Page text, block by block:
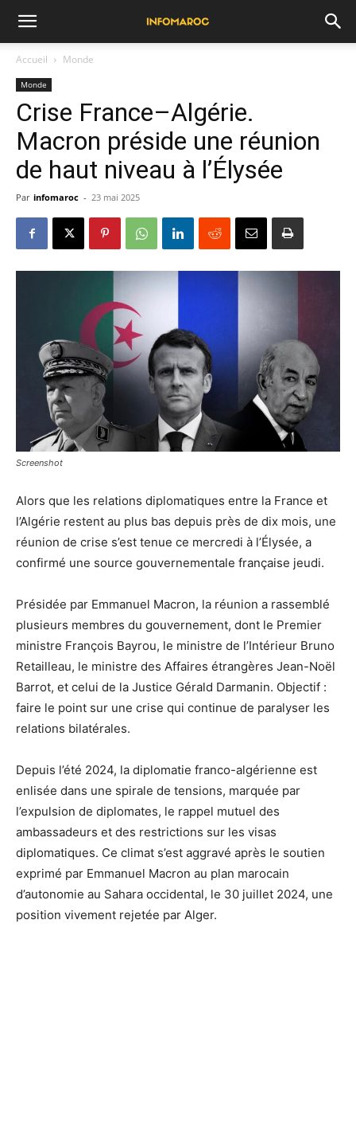
Accueil Monde
Monde
Crise France–Algérie.
Macron préside une réunion
de haut niveau à l’Élysée
Par infomaroc - 23 mai 2025
Screenshot
Alors que les relations diplomatiques entre la France et
l’Algérie restent au plus bas depuis près de dix mois, une
réunion de crise s’est tenue ce mercredi à l’Élysée, a
confirmé une source gouvernementale française jeudi.
Présidée par Emmanuel Macron, la réunion a rassemblé
plusieurs membres du gouvernement, dont le Premier
ministre François Bayrou, le ministre de l’Intérieur Bruno
Retailleau, le ministre des Affaires étrangères Jean-Noël
Barrot, et celui de la Justice Gérald Darmanin. Objectif :
faire le point sur une crise qui continue de paralyser les
relations bilatérales.
Depuis l’été 2024, la diplomatie franco-algérienne est
enlisée dans une spirale de tensions, marquée par
l’expulsion de diplomates, le rappel mutuel des
ambassadeurs et des restrictions sur les visas
diplomatiques. Ce climat s’est aggravé après le soutien
exprimé par Emmanuel Macron au plan marocain
d’autonomie au Sahara occidental, le 30 juillet 2024, une
position vivement rejetée par Alger.